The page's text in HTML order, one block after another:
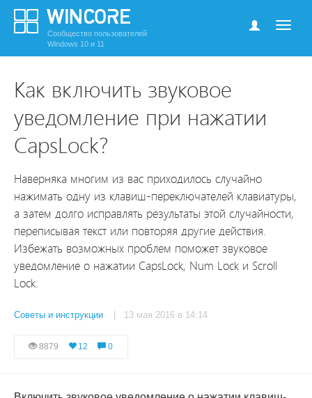
Сообщество пользователей
Windows 10 и 11
Как включить звуковое
уведомление при нажатии
CapsLock?
Наверняка многим из вас приходилось случайно
нажимать одну из клавиш-переключателей клавиатуры,
а затем долго исправлять результаты этой случайности,
переписывая текст или повторяя другие действия.
Избежать возможных проблем поможет звуковое
уведомление о нажатии CapsLock, Num Lock и Scroll
Lock.
Советы и инструкции | 13 мая 2016 в 14:14
8879 12 0